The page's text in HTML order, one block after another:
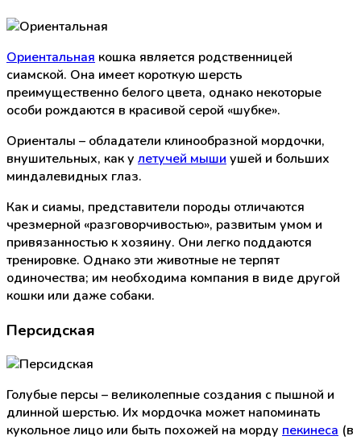
Ориентальная кошка является родственницей
сиамской. Она имеет короткую шерсть
преимущественно белого цвета, однако некоторые
особи рождаются в красивой серой «шубке».
Ориенталы – обладатели клинообразной мордочки,
внушительных, как у летучей мыши ушей и больших
миндалевидных глаз.
Как и сиамы, представители породы отличаются
чрезмерной «разговорчивостью», развитым умом и
привязанностью к хозяину. Они легко поддаются
тренировке. Однако эти животные не терпят
одиночества; им необходима компания в виде другой
кошки или даже собаки.
Персидская
Голубые персы – великолепные создания с пышной и
длинной шерстью. Их мордочка может напоминать
кукольное лицо или быть похожей на морду пекинеса (в